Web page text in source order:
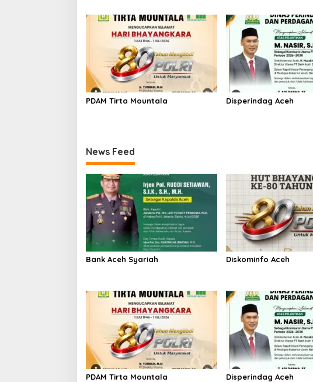
PDAM Tirta Mountala Disperindag Aceh
News Feed
Bank Aceh Syariah Diskominfo Aceh
PDAM Tirta Mountala Disperindag Aceh